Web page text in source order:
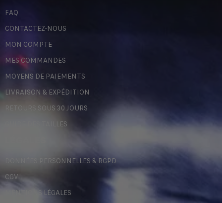
FAQ
CONTACTEZ-NOUS
MON COMPTE
MES COMMANDES
MOYENS DE PAIEMENTS
LIVRAISON & EXPÉDITION
RETOURS SOUS 30 JOURS
GUIDE DES TAILLES
DONNÉES PERSONNELLES & RGPD
CGV
MENTIONS LÉGALES